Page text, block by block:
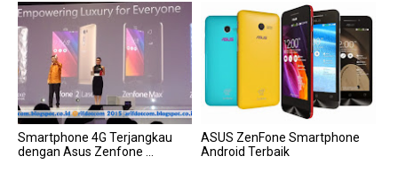
Smartphone 4G Terjangkau
dengan Asus Zenfone ...
ASUS ZenFone Smartphone
Android Terbaik